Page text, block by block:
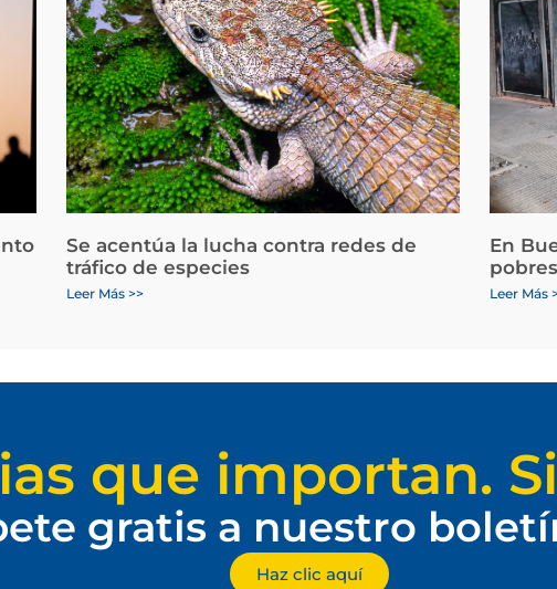
Se acentúa la lucha contra redes de
tráfico de especies
Leer Más >>
En
Leer Más
que importan.
gratis a nuestro
Haz clic aquí